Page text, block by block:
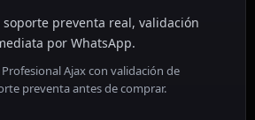
preventa real, validación
por WhatsApp.
Ajax con validación de
preventa antes de comprar.